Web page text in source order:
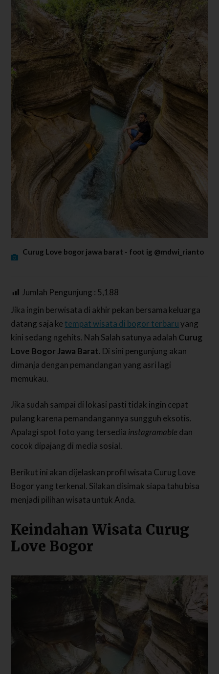
Curug Love bogor jawa barat - foot ig @mdwi_rianto
Jumlah Pengunjung : 5,188
Jika ingin berwisata di akhir pekan bersama keluarga
datang saja ke tempat wisata di bogor terbaruyang
kini sedang ngehits. Nah Salah satunya adalah Curug
Love Bogor Jawa Barat. Di sini pengunjung akan
dimanja dengan pemandangan yang asri lagi
memukau.
Jika sudah sampai di lokasi pasti tidak ingin cepat
pulang karena pemandangannya sungguh eksotis.
Apalagi spot foto yang tersedia instagramable dan
cocok dipajang di media sosial.
Berikut ini akan dijelaskan profil wisata Curug Love
Bogor yang terkenal. Silakan disimak siapa tahu bisa
menjadi pilihan wisata untuk Anda.
Keindahan Wisata Curug
Love Bogor